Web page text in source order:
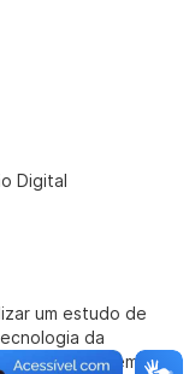
Digital
um estudo de
da
de sistemas,